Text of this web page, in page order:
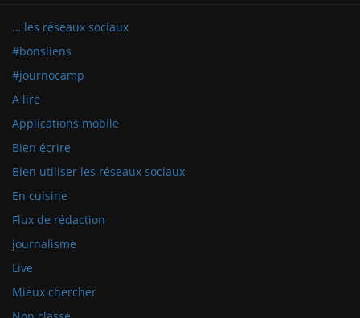
… les réseaux sociaux
#bonsliens
#journocamp
A lire
Applications mobile
Bien écrire
Bien utiliser les réseaux sociaux
En cuisine
Flux de rédaction
journalisme
Live
Mieux chercher